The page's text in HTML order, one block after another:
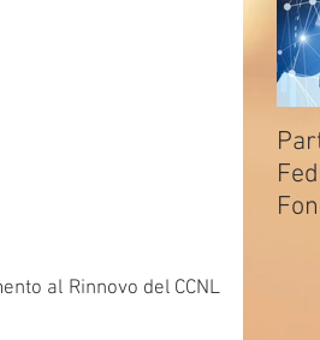
al Rinnovo del CCNL